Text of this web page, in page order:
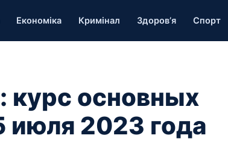
Економіка Кримінал Здоров’я Спорт
курс основных
июля 2023 года